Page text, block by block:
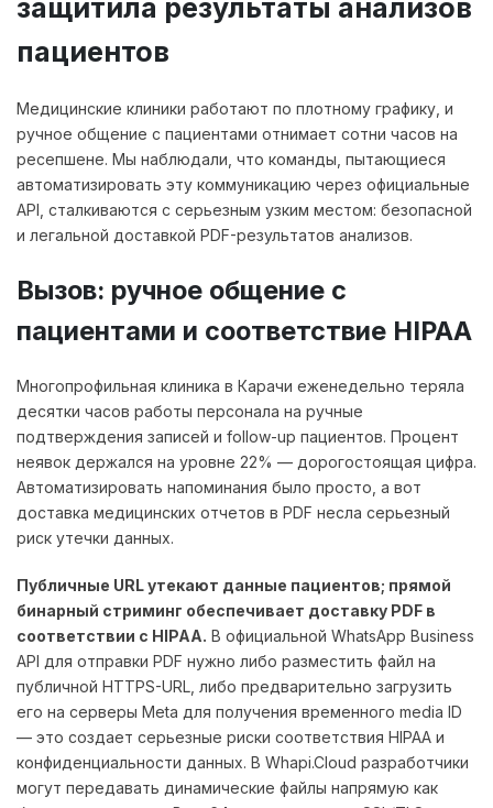
защитила результаты анализов
пациентов
Медицинские клиники работают по плотному графику, и
ручное общение с пациентами отнимает сотни часов на
ресепшене. Мы наблюдали, что команды, пытающиеся
автоматизировать эту коммуникацию через официальные
API, сталкиваются с серьезным узким местом: безопасной
и легальной доставкой PDF-результатов анализов.
Вызов: ручное общение с
пациентами и соответствие HIPAA
Многопрофильная клиника в Карачи еженедельно теряла
десятки часов работы персонала на ручные
подтверждения записей и follow-up пациентов. Процент
неявок держался на уровне 22% — дорогостоящая цифра.
Автоматизировать напоминания было просто, а вот
доставка медицинских отчетов в PDF несла серьезный
риск утечки данных.
Публичные URL утекают данные пациентов; прямой
бинарный стриминг обеспечивает доставку PDF в
соответствии с HIPAA. В официальной WhatsApp Business
API для отправки PDF нужно либо разместить файл на
публичной HTTPS-URL, либо предварительно загрузить
его на серверы Meta для получения временного media ID
— это создает серьезные риски соответствия HIPAA и
конфиденциальности данных. В Whapi.Cloud разработчики
могут передавать динамические файлы напрямую как